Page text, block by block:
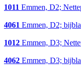
1011 Emmen, D2;
4061 Emmen, D2;
1012 Emmen, D3;
4062 Emmen, D3;